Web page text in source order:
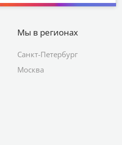
Мы в регионах
Санкт-Петербург
Москва